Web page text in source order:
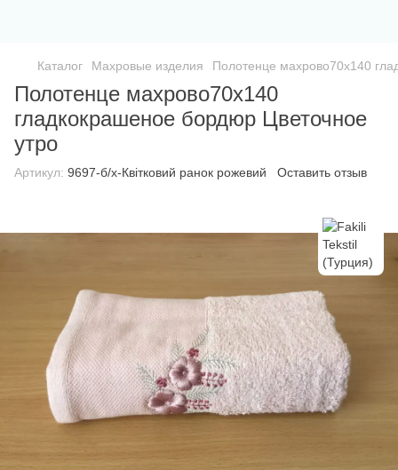
Каталог Махровые изделия Полотенце махрово70х140
Полотенце махрово70х140
гладкокрашеное бордюр Цветочное
утро
Артикул: 9697-б/х-Квітковий ранок рожевий Оставить отзыв